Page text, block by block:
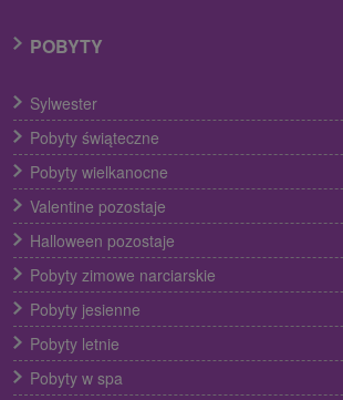
POBYTY
Sylwester
Pobyty świąteczne
Pobyty wielkanocne
Valentine pozostaje
Halloween pozostaje
Pobyty zimowe narciarskie
Pobyty jesienne
Pobyty letnie
Pobyty w spa